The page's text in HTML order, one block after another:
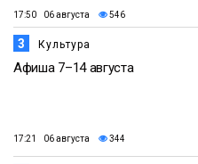
17:50 06 августа 546
3 Культура
Афиша 7–14 августа
17:21 06 августа 344